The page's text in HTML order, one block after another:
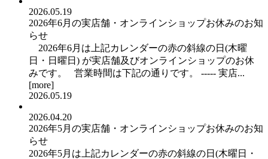
2026.05.19
2026年6月の実店舗・オンラインショップお休みのお知
らせ
2026年6月は上記カレンダーの赤の斜線の日(木曜
日・日曜日) が実店舗及びオンラインショップのお休
みです。 営業時間は下記の通りです。 ----- 実店...
[more]
2026.05.19
2026.04.20
2026年5月の実店舗・オンラインショップお休みのお知
らせ
2026年5月は上記カレンダーの赤の斜線の日(木曜日・